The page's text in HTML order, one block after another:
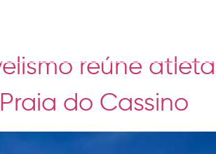
reúne
do Cassino